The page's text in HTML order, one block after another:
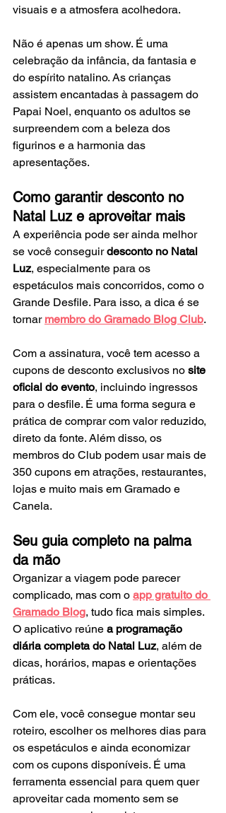
visuais e a atmosfera acolhedora.
Não é apenas um show. É uma
celebração da infância, da fantasia e
do espírito natalino. As crianças
assistem encantadas à passagem do
Papai Noel, enquanto os adultos se
surpreendem com a beleza dos
figurinos e a harmonia das
apresentações.
Como garantir desconto no
Natal Luz e aproveitar mais
A experiência pode ser ainda melhor
se você conseguir desconto no Natal
Luz, especialmente para os
espetáculos mais concorridos, como o
Grande Desfile. Para isso, a dica é se
tornar membro do Gramado Blog Club.
Com a assinatura, você tem acesso a
cupons de desconto exclusivos no site
oficial do evento, incluindo ingressos
para o desfile. É uma forma segura e
prática de comprar com valor reduzido,
direto da fonte. Além disso, os
membros do Club podem usar mais de
350 cupons em atrações, restaurantes,
lojas e muito mais em Gramado e
Canela.
Seu guia completo na palma
da mão
Organizar a viagem pode parecer
complicado, mas com o app gratuito do
Gramado Blog, tudo fica mais simples.
O aplicativo reúne a programação
diária completa do Natal Luz, além de
dicas, horários, mapas e orientações
práticas.
Com ele, você consegue montar seu
roteiro, escolher os melhores dias para
os espetáculos e ainda economizar
com os cupons disponíveis. É uma
ferramenta essencial para quem quer
aproveitar cada momento sem se